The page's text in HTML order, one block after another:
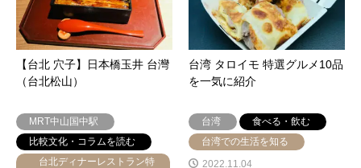
【台北 穴子】日本橋玉井 台灣
（台北松山）
MRT中山国中駅
比較文化・コラムを読む
台北ディナーレストラン特
台湾 タロイモ 特選グルメ10品
を一気に紹介
台湾
食べる・飲む
台湾での生活を知る
2022.11.04